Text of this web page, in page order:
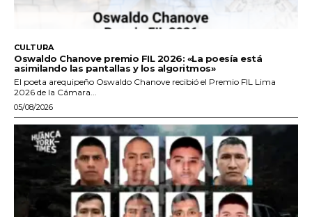
CULTURA
Oswaldo Chanove premio FIL 2026: «La poesía está
asimilando las pantallas y los algoritmos»
El poeta arequipeño Oswaldo Chanove recibió el Premio FIL Lima
2026 de la Cámara...
05/08/2026